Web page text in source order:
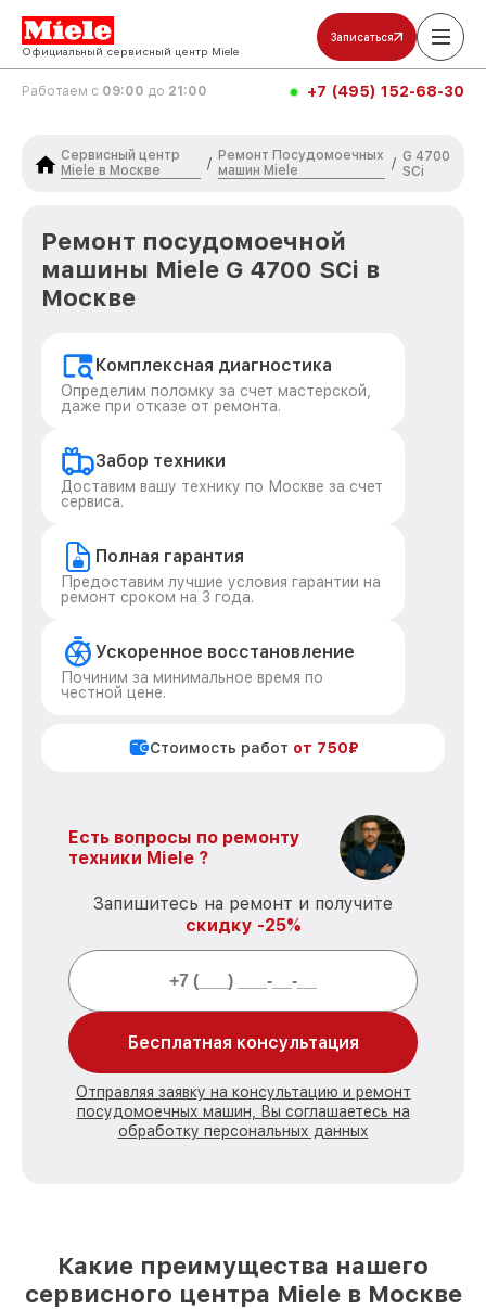
Официальный сервисный центр Miele
Записаться
Работаем с 09:00 до 21:00 +7 (495) 152-68-30
Сервисный центр
Miele в Москве
/
Ремонт Посудомоечных
машин Miele
/ G 4700
SCi
Ремонт посудомоечной
машины Miele G 4700 SCi в
Москве
Комплексная диагностика
Определим поломку за счет мастерской,
даже при отказе от ремонта.
Забор техники
Доставим вашу технику по Москве за счет
сервиса.
Полная гарантия
Предоставим лучшие условия гарантии на
ремонт сроком на 3 года.
Ускоренное восстановление
Починим за минимальное время по
честной цене.
Стоимость работ от 750₽
Есть вопросы по ремонту
техники Miele ?
Запишитесь на ремонт и получите
скидку -25%
Бесплатная консультация
Отправляя заявку на консультацию и ремонт
посудомоечных машин, Вы соглашаетесь на
обработку персональных данных
Какие преимущества нашего
сервисного центра Miele в Москве